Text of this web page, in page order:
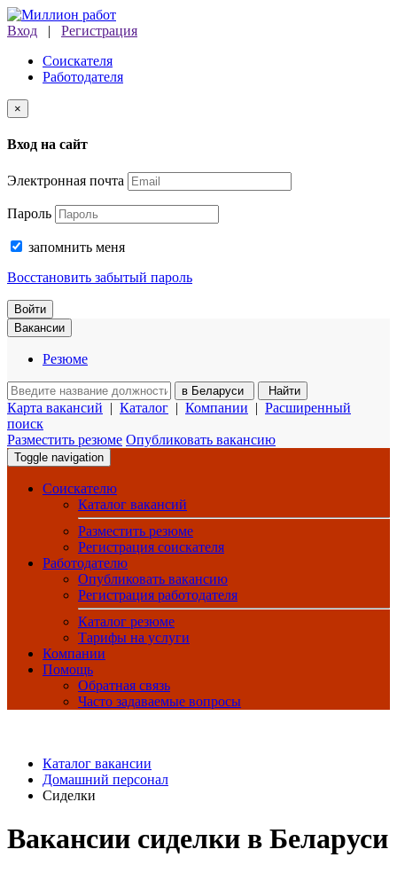
Вход |
Регистрация
Соискателя
Работодателя
×
Вход на сайт
Электронная почта
Пароль
запомнить меня
Восстановить забытый пароль
Войти
Вакансии
Резюме
в Беларуси Найти
Карта вакансий | Каталог | Компании | Расширенный
поиск
Разместить резюме Опубликовать вакансию
Toggle navigation
Соискателю
Каталог вакансий
Разместить резюме
Регистрация соискателя
Работодателю
Опубликовать вакансию
Регистрация работодателя
Каталог резюме
Тарифы на услуги
Компании
Помощь
Обратная связь
Часто задаваемые вопросы
Каталог вакансии
Домашний персонал
Сиделки
Вакансии сиделки в Беларуси